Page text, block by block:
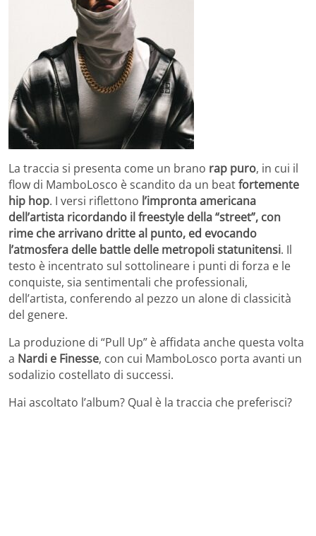
La traccia si presenta come un brano rap puro, in cui il
flow di MamboLosco è scandito da un beatfortemente
hip hop. I versi riflettono l’impronta americana
dell’artista ricordando il freestyle della “street”, con
rime che arrivano dritte al punto, ed evocando
l’atmosfera delle battle delle metropoli statunitensi. Il
testo è incentrato sul sottolineare i punti di forza e le
conquiste, sia sentimentali che professionali,
dell’artista, conferendo al pezzo un alone di classicità
del genere.
La produzione di “Pull Up” è affidata anche questa volta
a Nardi e Finesse, con cui MamboLosco porta avanti un
sodalizio costellato di successi.
Hai ascoltato l’album? Qual è la traccia che preferisci?